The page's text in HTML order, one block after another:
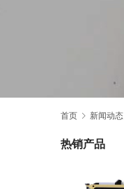
首页 新闻动态
热销产品